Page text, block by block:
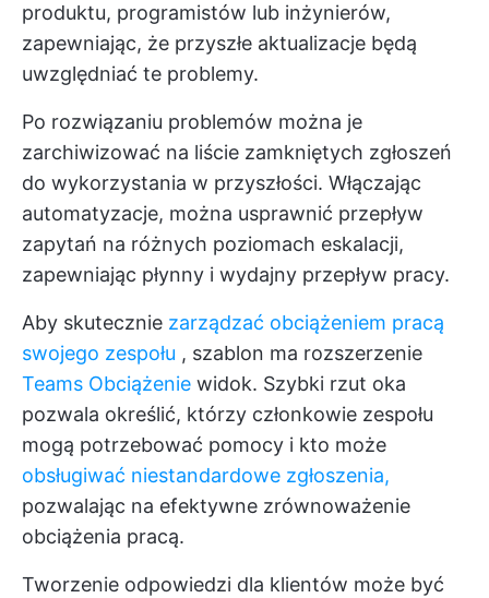
produktu, programistów lub inżynierów,
zapewniając, że przyszłe aktualizacje będą
uwzględniać te problemy.
Po rozwiązaniu problemów można je
zarchiwizować na liście zamkniętych zgłoszeń
do wykorzystania w przyszłości. Włączając
automatyzacje, można usprawnić przepływ
zapytań na różnych poziomach eskalacji,
zapewniając płynny i wydajny przepływ pracy.
Aby skutecznie zarządzać obciążeniem pracą
swojego zespołu , szablon ma rozszerzenie
Teams Obciążenie widok. Szybki rzut oka
pozwala określić, którzy członkowie zespołu
mogą potrzebować pomocy i kto może
obsługiwać niestandardowe zgłoszenia,
pozwalając na efektywne zrównoważenie
obciążenia pracą.
Tworzenie odpowiedzi dla klientów może być